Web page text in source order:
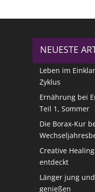
NEUESTE
Leben im
Zyklus
Ernährung bei
Teil 1, Sommer
Die Borax-Kur
Creative
entdeckt
Länger jung
genießen